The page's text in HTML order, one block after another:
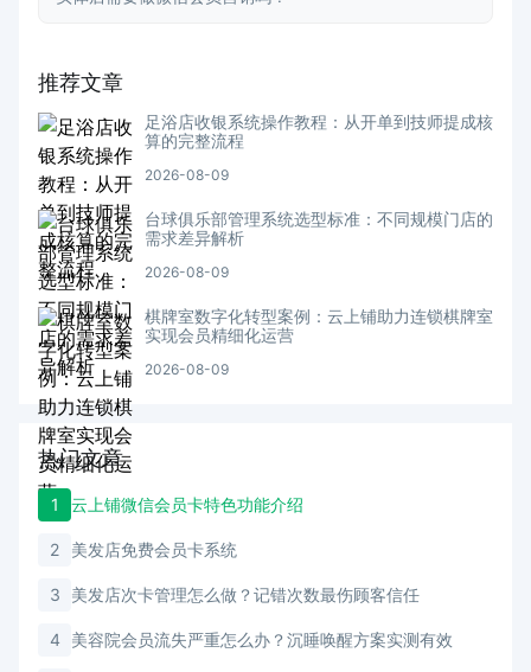
推荐文章
足浴店收银系统操作教程：从开单到技师提成核
算的完整流程
2026-08-09
台球俱乐部管理系统选型标准：不同规模门店的
需求差异解析
2026-08-09
棋牌室数字化转型案例：云上铺助力连锁棋牌室
实现会员精细化运营
2026-08-09
热门文章
1 云上铺微信会员卡特色功能介绍
2 美发店免费会员卡系统
3 美发店次卡管理怎么做？记错次数最伤顾客信任
4 美容院会员流失严重怎么办？沉睡唤醒方案实测有效